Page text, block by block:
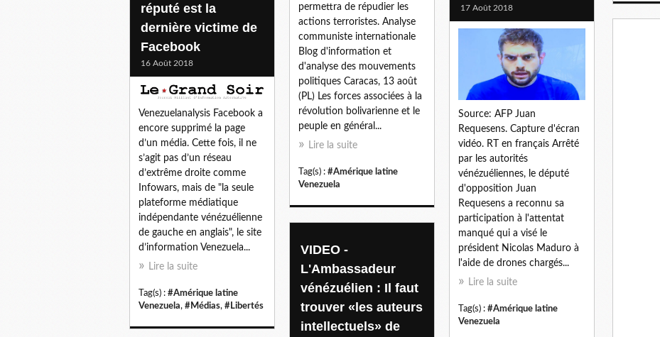
permettra de répudier les
actions terroristes. Analyse
communiste internationale
Blog d'information et
d'analyse des mouvements
politiques Caracas, 13 août
(PL) Les forces associées à la
révolution bolivarienne et le
peuple en général...
Lire la suite
Tag(s) : #Amérique latine
Venezuela
17 Août 2018
Source: AFP Juan
Requesens. Capture d'écran
vidéo. RT en français Arrêté
par les autorités
vénézuéliennes, le député
d'opposition Juan
Requesens a reconnu sa
participation à l'attentat
manqué qui a visé le
président Nicolas Maduro à
l'aide de drones chargés...
Lire la suite
Tag(s) : #Amérique latine
Venezuela
réputé est la
dernière victime de
Facebook
16 Août 2018
Venezuelanalysis Facebook a
encore supprimé la page
d’un média. Cette fois, il ne
s’agit pas d’un réseau
d’extrême droite comme
Infowars, mais de "la seule
plateforme médiatique
indépendante vénézuélienne
de gauche en anglais", le site
d’information Venezuela...
Lire la suite
Tag(s) : #Amérique latine
Venezuela, #Médias, #Libertés
VIDEO -
L'Ambassadeur
vénézuélien : Il faut
trouver «les auteurs
intellectuels» de